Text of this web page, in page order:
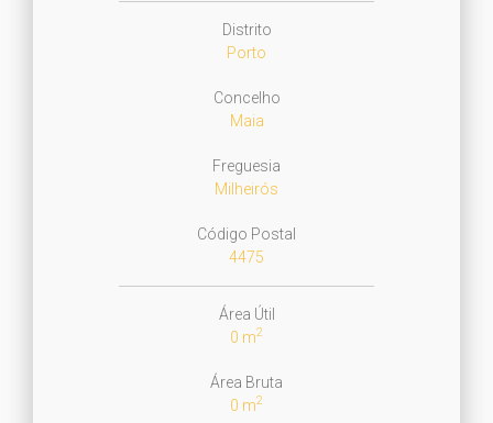
Distrito
Porto
Concelho
Maia
Freguesia
Milheirós
Código Postal
4475
Área Útil
0 m2
Área Bruta
0 m2